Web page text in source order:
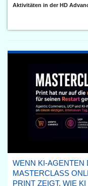
Aktivitäten in der HD
WENN KI-AGENTEN
MASTERCLASS
PRINT ZEIGT, WIE